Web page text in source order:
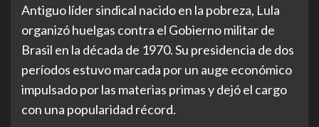
Antiguo líder sindical nacido en la pobreza, Lula
organizó huelgas contra el Gobierno militar de
Brasil en la década de 1970. Su presidencia de dos
períodos estuvo marcada por un auge económico
impulsado por las materias primas y dejó el cargo
con una popularidad récord.